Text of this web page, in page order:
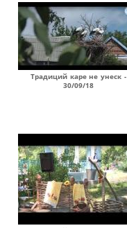
Традиций каре не унеск -
30/09/18